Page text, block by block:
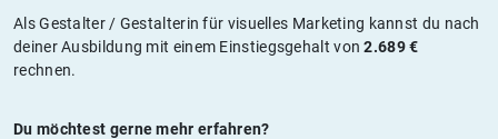
Als Gestalter / Gestalterin für visuelles Marketing kannst du nach
deiner Ausbildung mit einem Einstiegsgehalt von2.689 €
rechnen.
Du möchtest gerne mehr erfahren?